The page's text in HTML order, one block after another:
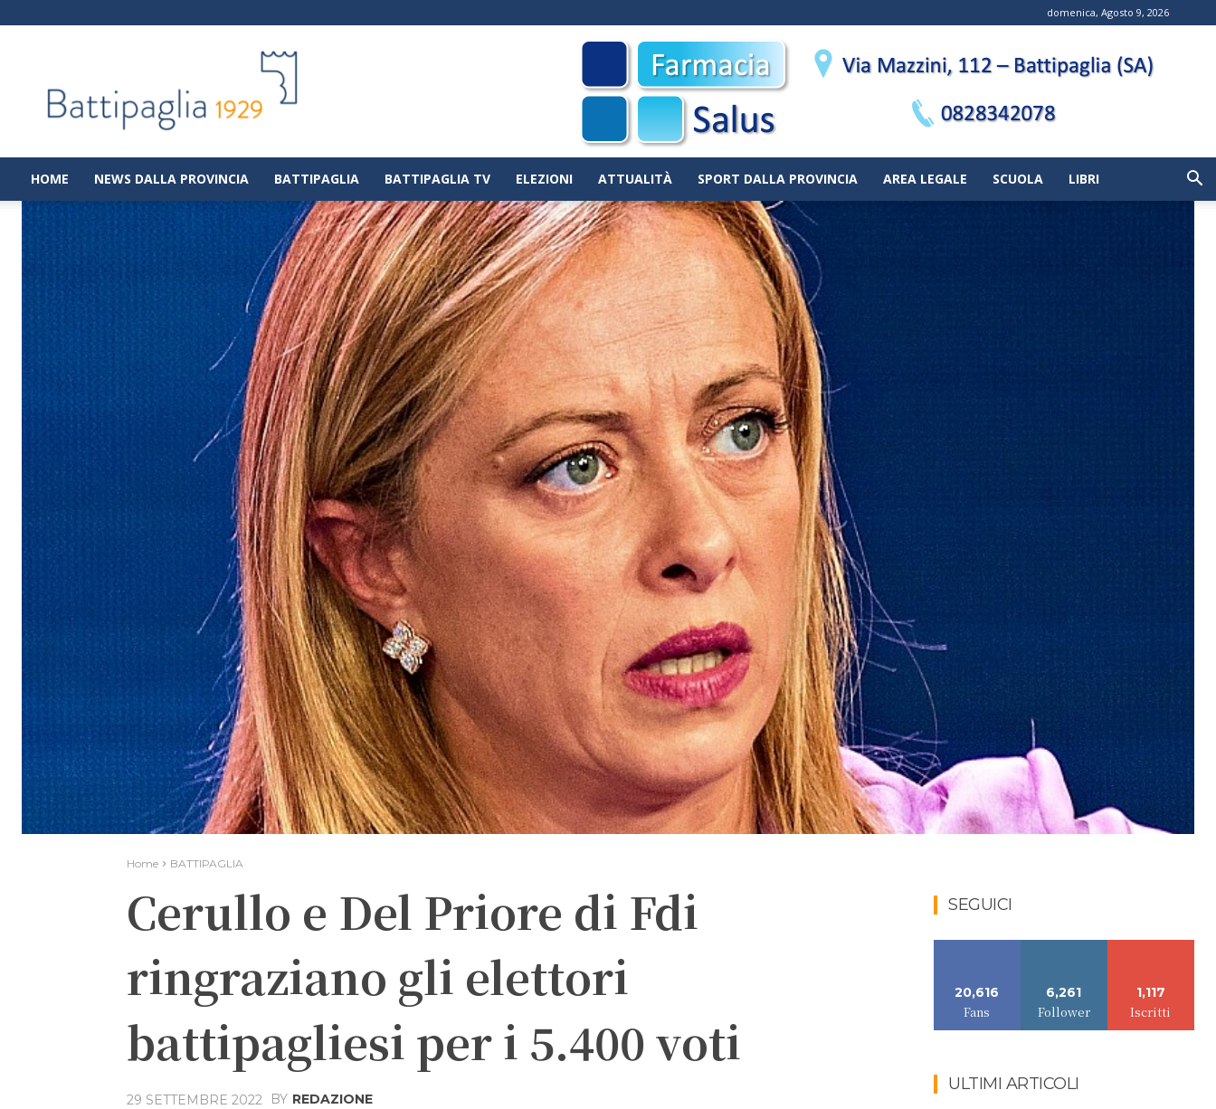
domenica, Agosto 9, 2026
|
Notizie
dalla
città
di
HOME NEWS DALLA PROVINCIA BATTIPAGLIA BATTIPAGLIA TV ELEZIONI ATTUALITÀ SPORT DALLA PROVINCIA AREA LEGALE SCUOLA LIBRI
Home BATTIPAGLIA
Cerullo e Del Priore di Fdi
ringraziano gli elettori
battipagliesi per i 5.400 voti
29 SETTEMBRE 2022 BY REDAZIONE
SEGUICI
20,616
Fans
6,261
Follower
1,117
Iscritti
ULTIMI ARTICOLI